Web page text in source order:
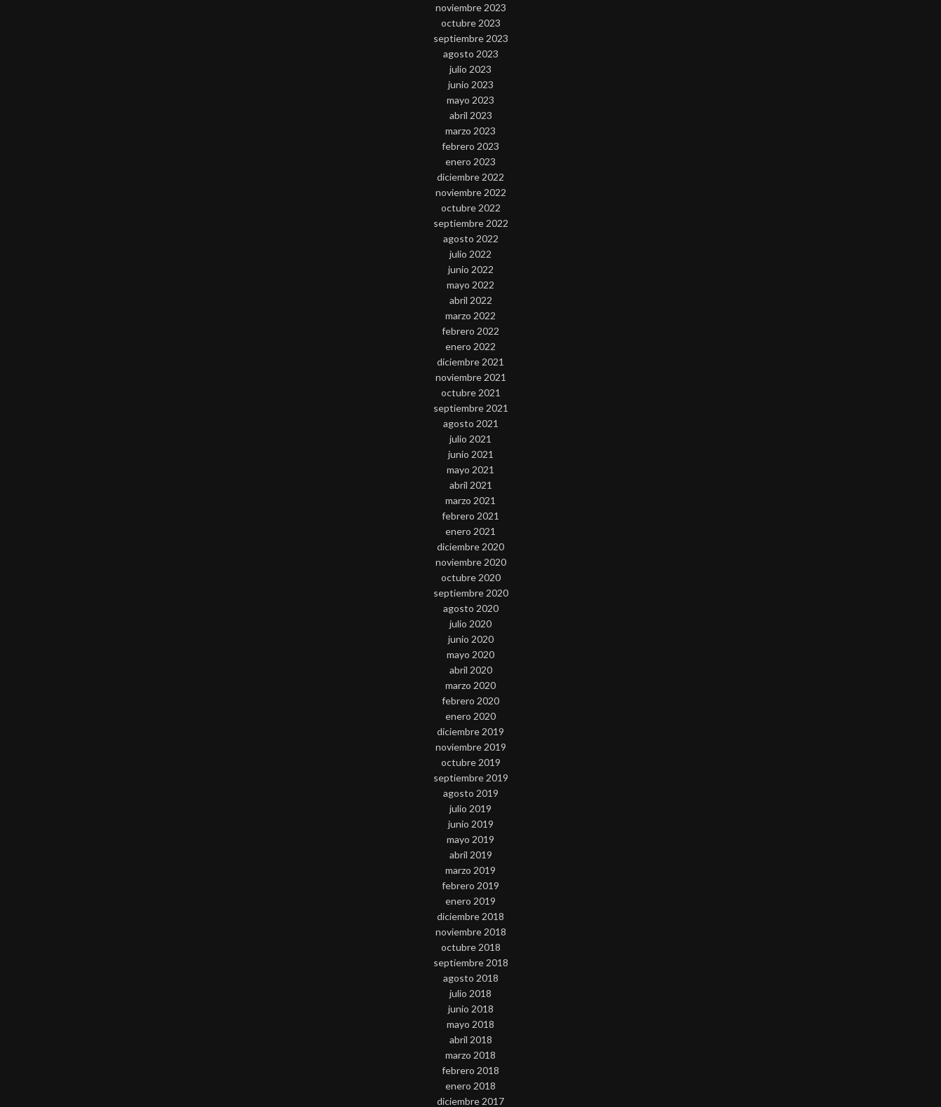
noviembre 2023
octubre 2023
septiembre 2023
agosto 2023
julio 2023
junio 2023
mayo 2023
abril 2023
marzo 2023
febrero 2023
enero 2023
diciembre 2022
noviembre 2022
octubre 2022
septiembre 2022
agosto 2022
julio 2022
junio 2022
mayo 2022
abril 2022
marzo 2022
febrero 2022
enero 2022
diciembre 2021
noviembre 2021
octubre 2021
septiembre 2021
agosto 2021
julio 2021
junio 2021
mayo 2021
abril 2021
marzo 2021
febrero 2021
enero 2021
diciembre 2020
noviembre 2020
octubre 2020
septiembre 2020
agosto 2020
julio 2020
junio 2020
mayo 2020
abril 2020
marzo 2020
febrero 2020
enero 2020
diciembre 2019
noviembre 2019
octubre 2019
septiembre 2019
agosto 2019
julio 2019
junio 2019
mayo 2019
abril 2019
marzo 2019
febrero 2019
enero 2019
diciembre 2018
noviembre 2018
octubre 2018
septiembre 2018
agosto 2018
julio 2018
junio 2018
mayo 2018
abril 2018
marzo 2018
febrero 2018
enero 2018
diciembre 2017